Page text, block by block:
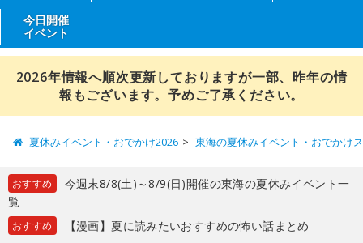
今日開催
イベント
2026年情報へ順次更新しておりますが一部、昨年の情
報もございます。予めご了承ください。
夏休みイベント・おでかけ2026 東海の夏休みイベント・おでかけ
おすすめ
今週末8/8(土)～8/9(日)開催の東海の夏休みイベント一
覧
おすすめ 【漫画】夏に読みたいおすすめの怖い話まとめ